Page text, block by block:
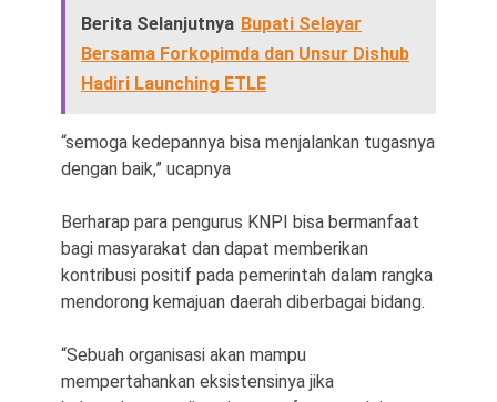
Berita Selanjutnya Bupati Selayar
Bersama Forkopimda dan Unsur Dishub
Hadiri Launching ETLE
“semoga kedepannya bisa menjalankan tugasnya
dengan baik,” ucapnya
Berharap para pengurus KNPI bisa bermanfaat
bagi masyarakat dan dapat memberikan
kontribusi positif pada pemerintah dalam rangka
mendorong kemajuan daerah diberbagai bidang.
“Sebuah organisasi akan mampu
mempertahankan eksistensinya jika